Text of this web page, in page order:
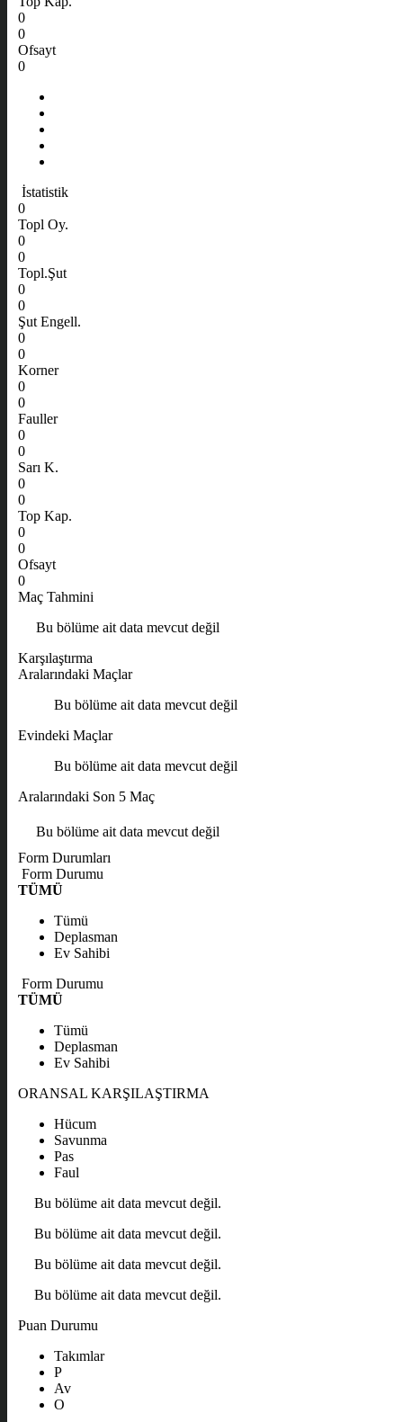
0
0
Ofsayt
0
İstatistik
0
Topl Oy.
0
0
Topl.Şut
0
0
Şut Engell.
0
0
Korner
0
0
Fauller
0
0
Sarı K.
0
0
Top Kap.
0
0
Ofsayt
0
Maç Tahmini
Bu bölüme ait data mevcut değil
Karşılaştırma
Aralarındaki Maçlar
Bu bölüme ait data mevcut değil
Evindeki Maçlar
Bu bölüme ait data mevcut değil
Aralarındaki Son 5 Maç
Bu bölüme ait data mevcut değil
Form Durumları
Form Durumu
TÜMÜ
Tümü
Deplasman
Ev Sahibi
Form Durumu
TÜMÜ
Tümü
Deplasman
Ev Sahibi
ORANSAL KARŞILAŞTIRMA
Hücum
Savunma
Pas
Faul
Bu bölüme ait data mevcut değil.
Bu bölüme ait data mevcut değil.
Bu bölüme ait data mevcut değil.
Bu bölüme ait data mevcut değil.
Puan Durumu
Takımlar
P
Av
O